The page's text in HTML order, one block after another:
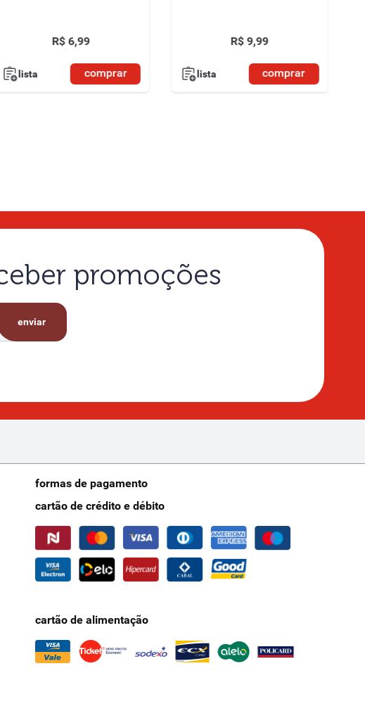
R$ 6,99
lista comprar
R$ 9,99
lista comprar
promoções
enviar
formas de pagamento
cartão de crédito e débito
cartão de alimentação